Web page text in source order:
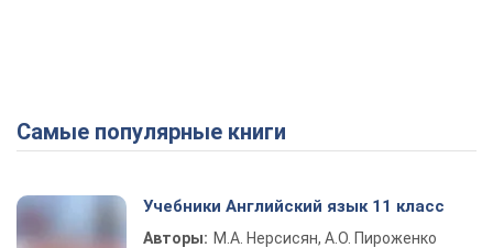
Самые популярные книги
Учебники Английский язык 11 класс
Авторы: М.А. Нерсисян, А.О. Пироженко